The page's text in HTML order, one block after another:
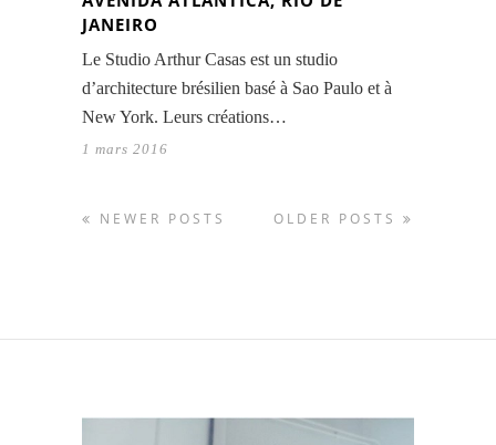
JANEIRO
Le Studio Arthur Casas est un studio
d’architecture brésilien basé à Sao Paulo et à
New York. Leurs créations…
1 mars 2016
OLDER POSTS
NEWER POSTS